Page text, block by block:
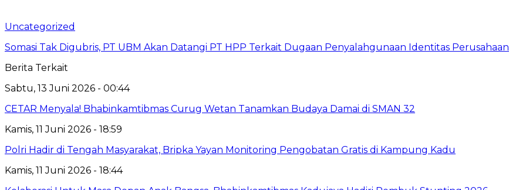
Uncategorized
Somasi Tak Digubris, PT UBM Akan Datangi PT HPP Terkait Dugaan Penyalahgunaan Identitas Perusahaan
Berita Terkait
Sabtu, 13 Juni 2026 - 00:44
CETAR Menyala! Bhabinkamtibmas Curug Wetan Tanamkan Budaya Damai di SMAN 32
Kamis, 11 Juni 2026 - 18:59
Polri Hadir di Tengah Masyarakat, Bripka Yayan Monitoring Pengobatan Gratis di Kampung Kadu
Kamis, 11 Juni 2026 - 18:44